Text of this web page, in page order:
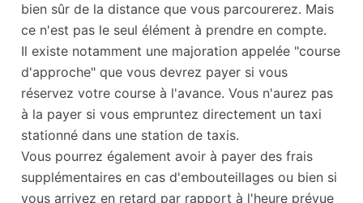
bien sûr de la distance que vous parcourerez. Mais
ce n'est pas le seul élément à prendre en compte.
Il existe notamment une majoration appelée "course
d'approche" que vous devrez payer si vous
réservez votre course à l'avance. Vous n'aurez pas
à la payer si vous empruntez directement un taxi
stationné dans une station de taxis.
Vous pourrez également avoir à payer des frais
supplémentaires en cas d'embouteillages ou bien si
vous arrivez en retard par rapport à l'heure prévue